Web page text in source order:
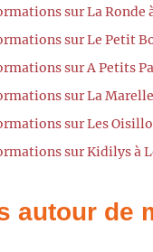
sur La Ronde
sur Le Petit
sur A Petits
sur La
sur Les
sur Kidilys à
autour de